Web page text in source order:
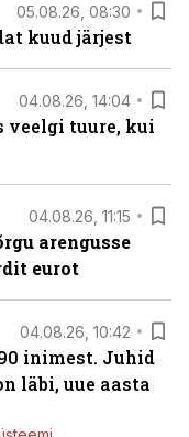
05.08.26, 08:30
kuud järjest
04.08.26, 14:04
veelgi tuure, kui
04.08.26, 11:15
arengusse
eurot
04.08.26, 10:42
inimest. Juhid
läbi, uue aasta